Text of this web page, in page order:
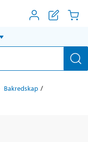
Bakredskap